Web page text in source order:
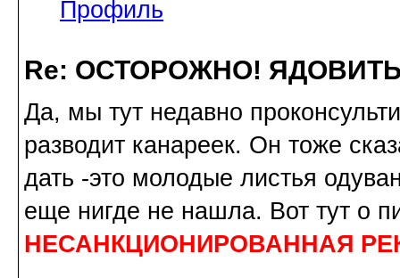
Профиль
Re: ОСТОРОЖНО!
Да, мы тут недавно
разводит канареек. Он тоже
дать -это молодые листья
еще нигде не нашла. Вот тут о
НЕСАНКЦИОНИРОВАННАЯ